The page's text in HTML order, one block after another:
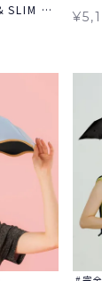
SLIM ラ
傘 折り
用
¥